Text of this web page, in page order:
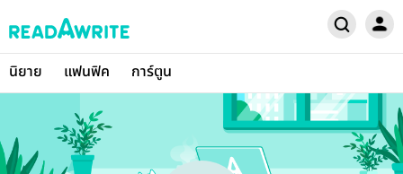
นิยาย แฟนฟิค การ์ตูน